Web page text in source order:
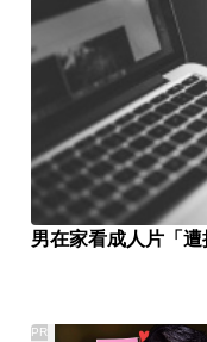
男在家看成人片「
PR